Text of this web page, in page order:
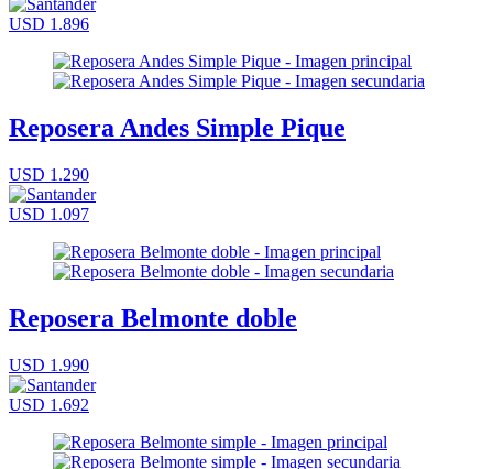
USD 1.896
Reposera Andes Simple Pique
USD 1.290
USD 1.097
Reposera Belmonte doble
USD 1.990
USD 1.692